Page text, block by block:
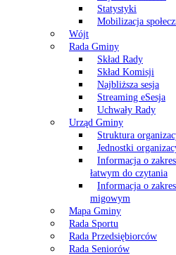
Statystyki
Mobilizacja
Wójt
Rada Gminy
Skład Rady
Skład Komisji
Najbliższa sesja
Streaming eSesja
Uchwały Rady
Urząd Gminy
Struktura
Jednostki
Informacja o
łatwym do czytania
Informacja o
migowym
Mapa Gminy
Rada Sportu
Rada Przedsiębiorców
Rada Seniorów